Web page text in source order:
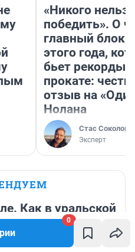
0
«Никого нельзя
победить». О
главный
этого года,
бьет рекорды в
прокате:
отзыв на
Нолана
Стас Соколов
Эксперт
Как в уральской
мамы отбывают
детьми